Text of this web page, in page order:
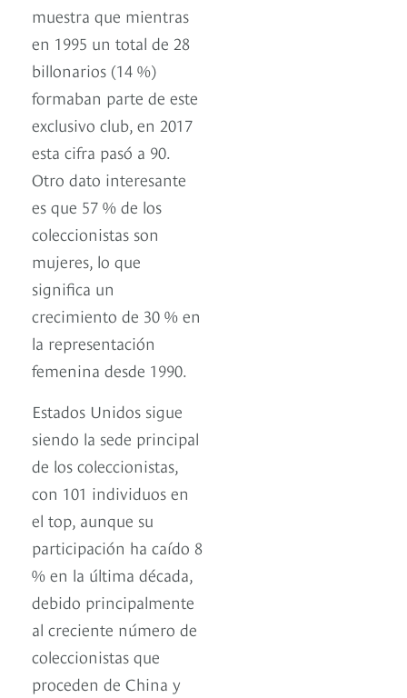
muestra que mientras
en 1995 un total de 28
billonarios (14 %)
formaban parte de este
exclusivo club, en 2017
esta cifra pasó a 90.
Otro dato interesante
es que 57 % de los
coleccionistas son
mujeres, lo que
significa un
crecimiento de 30 % en
la representación
femenina desde 1990.
Estados Unidos sigue
siendo la sede principal
de los coleccionistas,
con 101 individuos en
el top, aunque su
participación ha caído 8
% en la última década,
debido principalmente
al creciente número de
coleccionistas que
proceden de China y